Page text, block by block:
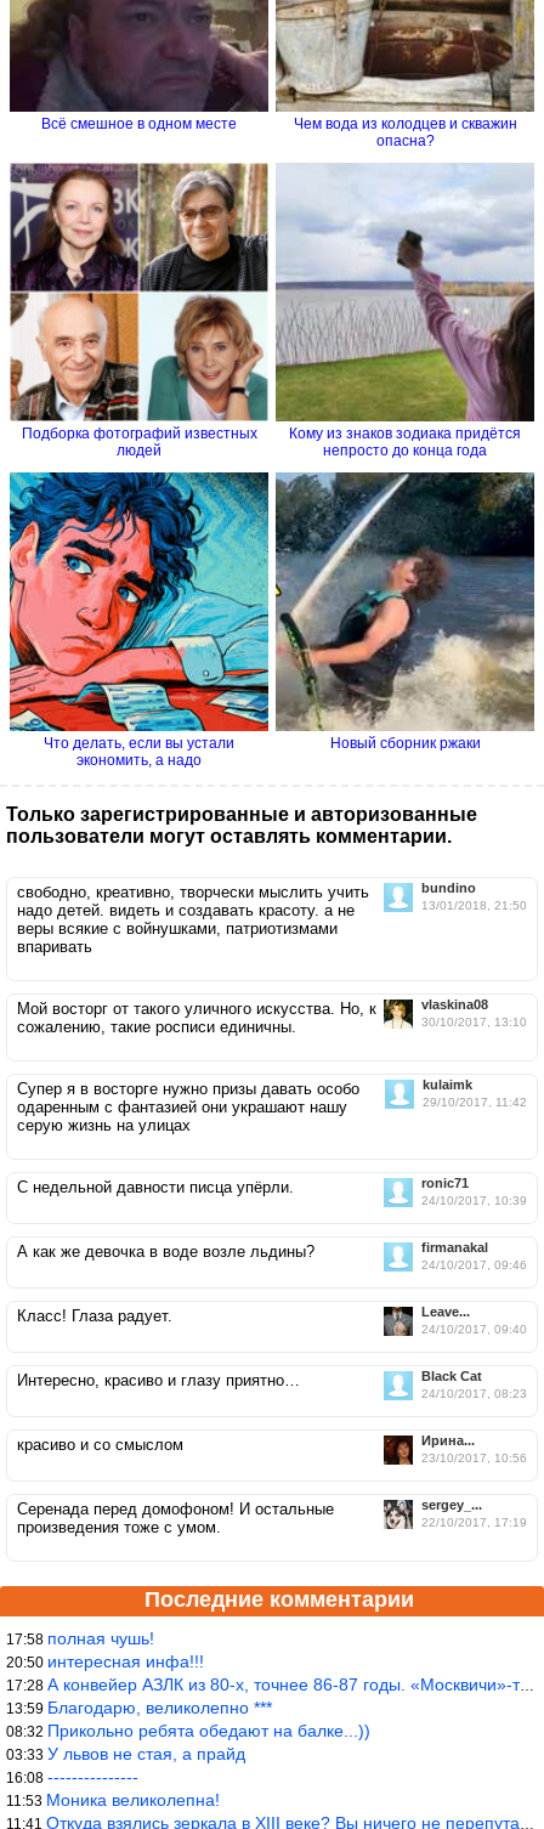
Всё смешное в одном месте
Чем вода из колодцев и скважин
опасна?
Подборка фотографий известных
людей
Кому из знаков зодиака придётся
непросто до конца года
Что делать, если вы устали
экономить, а надо
Новый сборник ржаки
Только зарегистрированные и авторизованные
пользователи могут оставлять комментарии.
bundino
13/01/2018, 21:50
свободно, креативно, творчески мыслить учить
надо детей. видеть и создавать красоту. а не
веры всякие с войнушками, патриотизмами
впаривать
vlaskina08
30/10/2017, 13:10
Мой восторг от такого уличного искусства. Но, к
сожалению, такие росписи единичны.
kulaimk
29/10/2017, 11:42
Супер я в восторге нужно призы давать особо
одаренным с фантазией они украшают нашу
серую жизнь на улицах
ronic71
24/10/2017, 10:39
С недельной давности писца упёрли.
firmanakal
24/10/2017, 09:46
А как же девочка в воде возле льдины?
Leave...
24/10/2017, 09:40
Класс! Глаза радует.
Black Cat
24/10/2017, 08:23
Интересно, красиво и глазу приятно…
Ирина...
23/10/2017, 10:56
красиво и со смыслом
sergey_...
22/10/2017, 17:19
Серенада перед домофоном! И остальные
произведения тоже с умом.
Последние комментарии
17:58 полная чушь!
20:50 интересная инфа!!!
17:28 А конвейер АЗЛК из 80-х, точнее 86-87 годы. «Москвичи»-то из пер
13:59 Благодарю, великолепно ***
08:32 Прикольно ребята обедают на балке...))
03:33 У львов не стая, а прайд
16:08 ---------------
11:53 Моника великолепна!
11:41 Откуда взялись зеркала в XIII веке? Вы ничего не перепутали?